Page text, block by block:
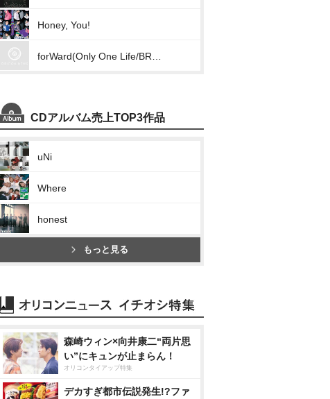
Honey, You!
CDアルバム売上TOP3作品
uNi
Where
honest
もっと見る
森崎ウィン×向井康二“両片思
い”にキュンが止まらん！
オリコンタイアップ特集
デカすぎ都市伝説発生!?ファ